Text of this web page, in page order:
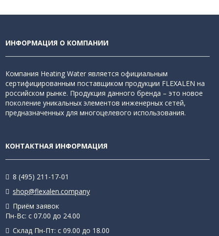
ИНФОРМАЦИЯ О КОМПАНИИ
Компания Heating Water является официальным
сертифицированным поставщиком продукции FLEXALEN на
российском рынке. Продукция данного бренда – это новое
поколение уникальных элементов инженерных сетей,
предназначенных для многоцелевого использования.
КОНТАКТНАЯ ИНФОРМАЦИЯ
8 (495) 211-17-01
shop@flexalen.company
Приём заявок
Пн-Вс: с 07.00 до 24.00
Склад Пн-Пт: с 09.00 до 18.00